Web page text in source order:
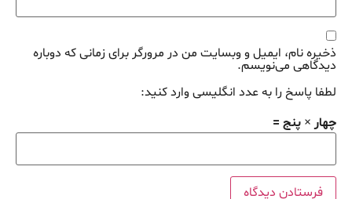
ذخیره نام، ایمیل و وبسایت من در مرورگر برای زمانی که دوباره
دیدگاهی می‌نویسم.
لطفا پاسخ را به عدد انگلیسی وارد کنید:
چهار × پنج =